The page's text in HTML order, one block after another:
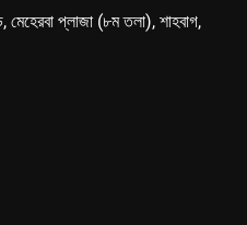
প্লাজা (৮ম তলা), শাহবাগ,